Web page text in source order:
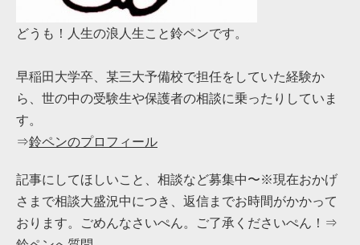
どうも！人生の浪人生こと鈴ペンです。
早稲田大学卒、某三大予備校で担任をしていた経験か
ら、世の中の受験生や保護者の相談に乗ったりしていま
す。
⇒鈴ペンのプロフィール
記事にしてほしいこと、相談など募集中〜※現在おかげ
さまで相談大盛況中につき、返信までお時間がかかって
おります。ごめんなさいぺん。ご了承くださいぺん！⇒